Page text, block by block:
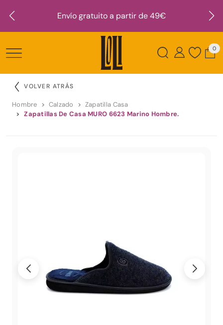
Envío gratuito a partir de 49€
0
VOLVER ATRÁS
Hombre Calzado
Zapatilla Casa
Zapatillas De Casa MURO 6623 Marino Hombre.